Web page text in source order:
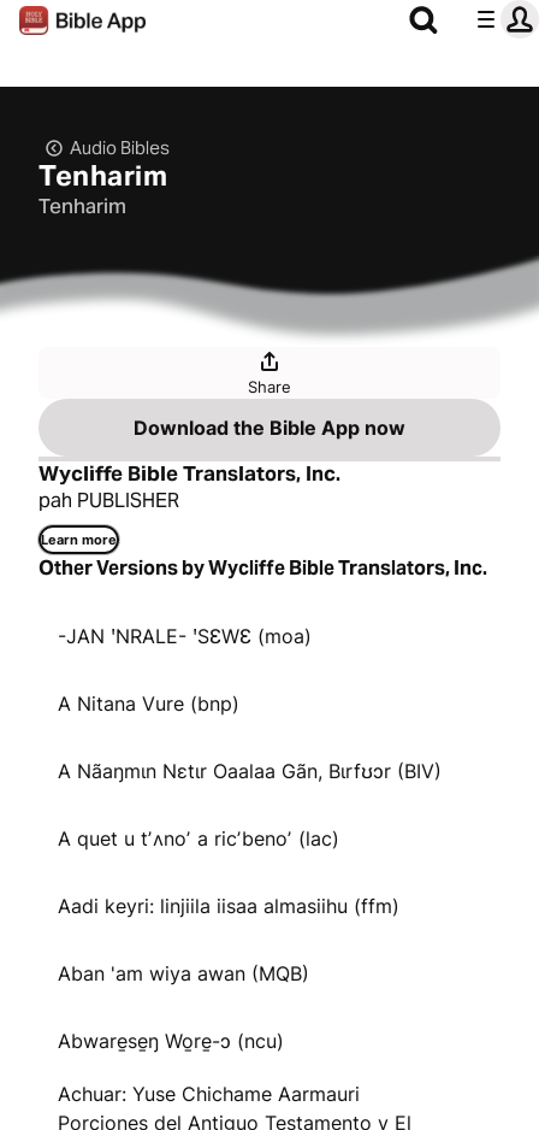
Audio Bibles
Tenharim
Tenharim
Share
Download the Bible App now
Wycliffe Bible Translators, Inc.
pah PUBLISHER
Learn more
Other Versions by Wycliffe Bible Translators, Inc.
-JAN ꞌNRALE- ꞌSƐWƐ (moa)
A Nitana Vure (bnp)
A Nãaŋmɩn Nɛtɩr Oaalaa Gãn, Bɩrfʊɔr (BIV)
A quet u tʼʌnoʼ a ricʼbenoʼ (lac)
Aadi keyri: linjiila iisaa almasiihu (ffm)
Aban 'am wiya awan (MQB)
Abware̱se̱ŋ Wo̱re̱-ɔ (ncu)
Achuar: Yuse Chichame Aarmauri
Porciones del Antiguo Testamento y El